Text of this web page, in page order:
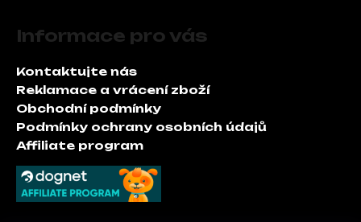
v
k
v
p
Informace pro vás
Kontaktujte nás
Reklamace a vrácení zboží
Obchodní podmínky
Podmínky ochrany osobních údajů
Affiliate program